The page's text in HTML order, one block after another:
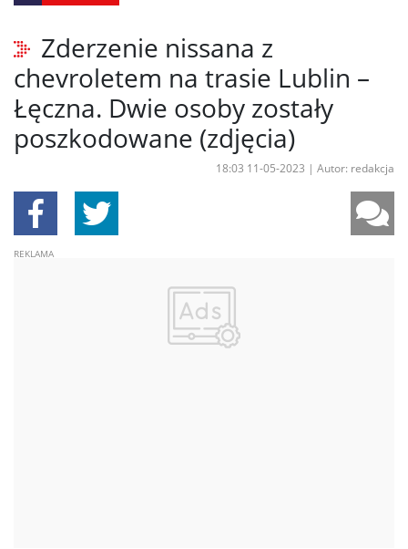
Zderzenie nissana z
chevroletem na trasie Lublin –
Łęczna. Dwie osoby zostały
poszkodowane (zdjęcia)
18:03 11-05-2023 | Autor: redakcja